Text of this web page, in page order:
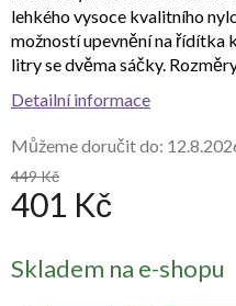
449 Kč
401 Kč
cena:
Skladem na e-shopu
Můžeme doručit do:
lehkého vysoce kvalitního
možností upevnění na řídítka
litry se dvěma sáčky.
Detailní informace